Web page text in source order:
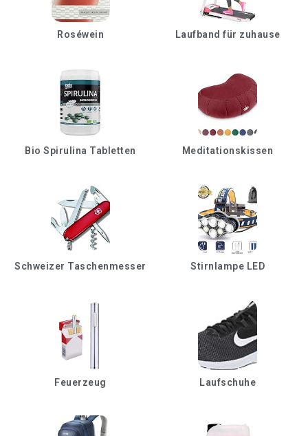
Roséwein Laufband für zuhause
Bio Spirulina Tabletten Meditationskissen
Schweizer Taschenmesser Stirnlampe LED
Feuerzeug Laufschuhe